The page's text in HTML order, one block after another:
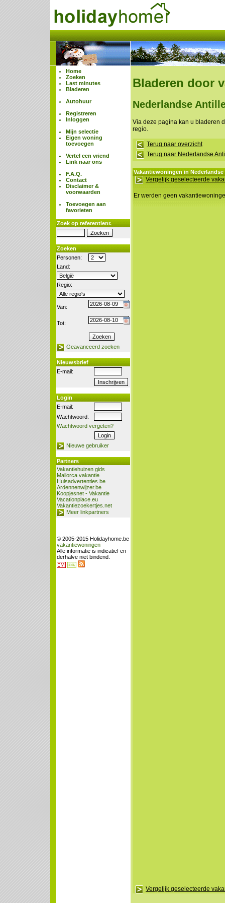
Home
Zoeken
Last minutes
Bladeren
Autohuur
Registreren
Inloggen
Mijn selectie
Eigen woning
toevoegen
Vertel een vriend
Link naar ons
F.A.Q.
Contact
Disclaimer &
voorwaarden
Toevoegen aan
favorieten
Zoek op referentienr.
Zoeken
Personen:
Land:
Regio:
Van:
Tot:
Geavanceerd zoeken
Nieuwsbrief
E-mail:
Login
E-mail:
Wachtwoord:
Wachtwoord vergeten?
Nieuwe gebruiker
Partners
Vakantiehuizen gids
Mallorca vakantie
Huisadvertenties.be
Ardennenwijzer.be
Koopjesnet - Vakantie
Vacationplace.eu
Vakantiezoekertjes.net
Meer linkpartners
© 2005-2015 Holidayhome.be
vakantiewoningen
Alle informatie is indicatief en
derhalve niet bindend.
Bladeren door
Nederlandse
Via deze pagina kan u bladeren
regio.
Terug naar overzicht
Terug naar Nederlandse
Vakantiewoningen in
Vergelijk geselecteerde
Er werden geen
Vergelijk geselecteerde